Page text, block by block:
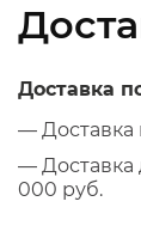
Доставка
— Доставка
— Доставка
000 руб.